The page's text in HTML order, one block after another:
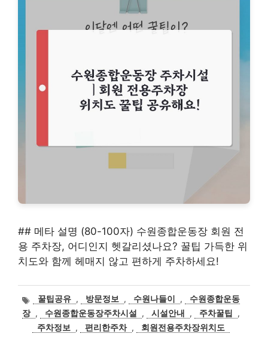
## 메타 설명 (80-100자) 수원종합운동장 회원 전
용 주차장, 어디인지 헷갈리셨나요? 꿀팁 가득한 위
치도와 함께 헤매지 않고 편하게 주차하세요!
태꿀팁공유 , 방문정보 , 수원나들이 ,
수원종합운동
장 , 수원종합운동장주차시설 , 시설안내 , 주차꿀팁
,
주차정보
, 편리한주차 , 회원전용주차장위치도